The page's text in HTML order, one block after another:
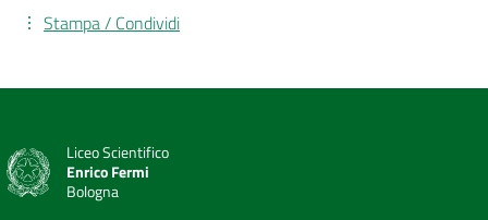
Stampa / Condividi
Liceo Scientifico
Enrico Fermi
Bologna